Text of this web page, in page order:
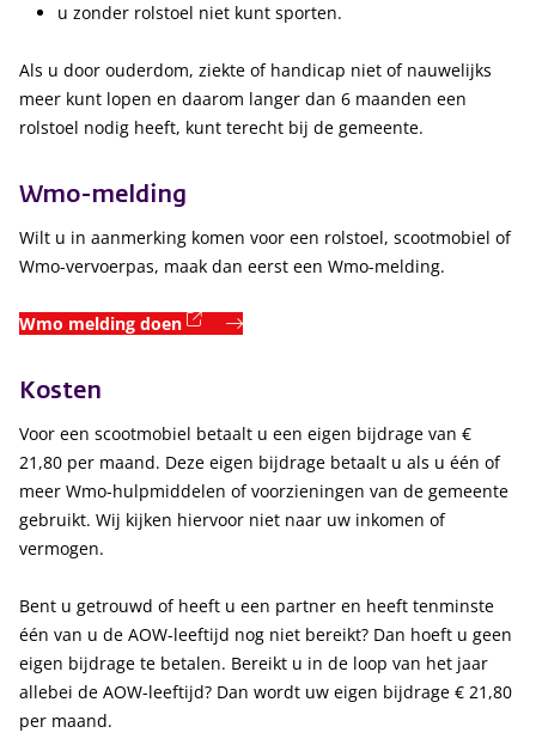
u zonder rolstoel niet kunt sporten.
Als u door ouderdom, ziekte of handicap niet of nauwelijks
meer kunt lopen en daarom langer dan 6 maanden een
rolstoel nodig heeft, kunt terecht bij de gemeente.
Wmo-melding
Wilt u in aanmerking komen voor een rolstoel, scootmobiel of
Wmo-vervoerpas, maak dan eerst een Wmo-melding.
Wmo melding doen (externe link)
Kosten
Voor een scootmobiel betaalt u een eigen bijdrage van €
21,80 per maand. Deze eigen bijdrage betaalt u als u één of
meer Wmo-hulpmiddelen of voorzieningen van de gemeente
gebruikt. Wij kijken hiervoor niet naar uw inkomen of
vermogen.
Bent u getrouwd of heeft u een partner en heeft tenminste
één van u de AOW-leeftijd nog niet bereikt? Dan hoeft u geen
eigen bijdrage te betalen. Bereikt u in de loop van het jaar
allebei de AOW-leeftijd? Dan wordt uw eigen bijdrage € 21,80
per maand.